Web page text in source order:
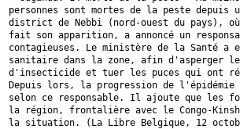
personnes sont mortes de la peste depuis
district de Nebbi (nord-ouest du pays),
fait son apparition, a annoncé un
contagieuses. Le ministère de la Santé a
sanitaire dans la zone, afin d'asperger
d'insecticide et tuer les puces qui ont
Depuis lors, la progression de l'épidémie
selon ce responsable. Il ajoute que les
la région, frontalière avec le Congo-
la situation. (La Libre Belgique, 12